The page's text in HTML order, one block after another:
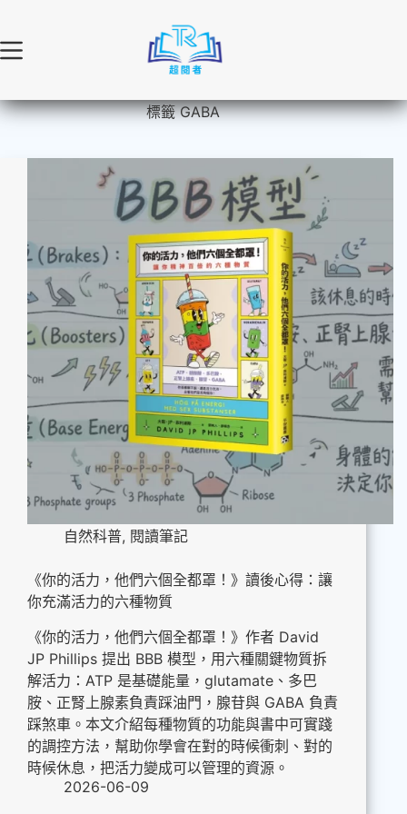
主
內
容
標籤GABA
自然科普, 閱讀筆記
《你的活力，他們六個全都罩！》讀後心得：讓
你充滿活力的六種物質
《你的活力，他們六個全都罩！》作者 David
JP Phillips 提出 BBB 模型，用六種關鍵物質拆
解活力：ATP 是基礎能量，glutamate、多巴
胺、正腎上腺素負責踩油門，腺苷與 GABA 負責
踩煞車。本文介紹每種物質的功能與書中可實踐
的調控方法，幫助你學會在對的時候衝刺、對的
時候休息，把活力變成可以管理的資源。
2026-06-09